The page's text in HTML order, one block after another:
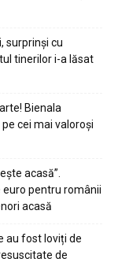
surprinși cu
tinerilor i-a lăsat
Bienala
cei mai valoroși
acasă”.
euro pentru românii
acasă
au fost loviți de
de